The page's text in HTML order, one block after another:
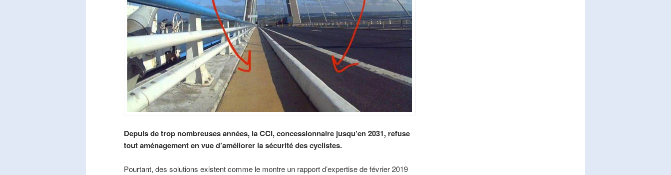
Depuis de trop nombreuses années, la CCI, concessionnaire jusqu’en 2031, refuse
tout aménagement en vue d’améliorer la sécurité des cyclistes.
Pourtant, des solutions existent comme le montre un rapport d’expertise de février 2019